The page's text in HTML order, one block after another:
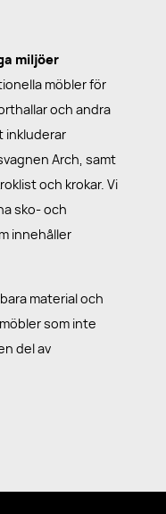
miljöer
möbler för
och andra
inkluderar
Arch, samt
och krokar. Vi
sko- och
innehåller
material och
som inte
del av